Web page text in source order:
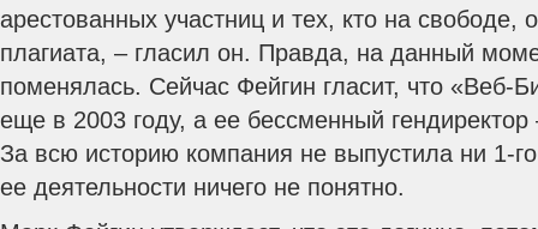
арестованных участниц и тех, кто на свободе,
плагиата, – гласил он. Правда, на данный
поменялась. Сейчас Фейгин гласит, что «Веб-
еще в 2003 году, а ее бессменный
За всю историю компания не выпустила ни 1-
ее деятельности ничего не понятно.